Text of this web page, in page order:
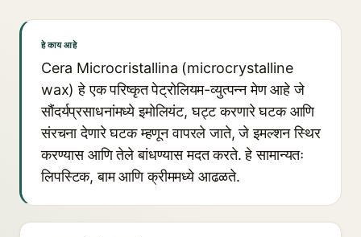
हे काय आहे
Cera Microcristallina (microcrystalline
wax) हे एक परिष्कृत पेट्रोलियम-व्युत्पन्न मेण आहे जे
सौंदर्यप्रसाधनांमध्ये इमोलियंट, घट्ट करणारे घटक आणि
संरचना देणारे घटक म्हणून वापरले जाते, जे इमल्शन स्थिर
करण्यास आणि तेले बांधण्यास मदत करते. हे सामान्यतः
लिपस्टिक, बाम आणि क्रीममध्ये आढळते.